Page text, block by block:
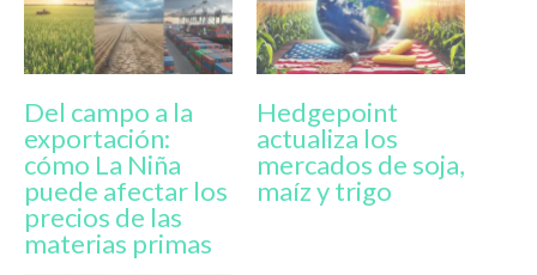
Del campo a la
exportación:
cómo La Niña
puede afectar los
precios de las
materias primas
Hedgepoint
actualiza los
mercados de soja,
maíz y trigo